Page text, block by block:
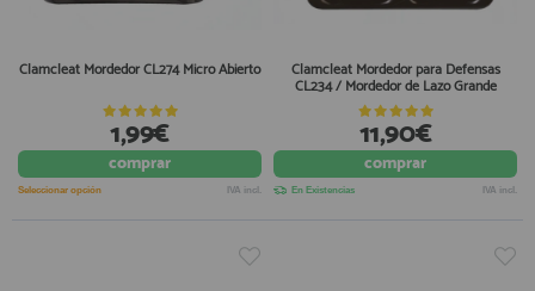
Clamcleat Mordedor CL274 Micro Abierto
1,99€
comprar
Seleccionar opción IVA incl.
Clamcleat Mordedor para Defensas
CL234 / Mordedor de Lazo Grande
11,90€
comprar
En Existencias IVA incl.